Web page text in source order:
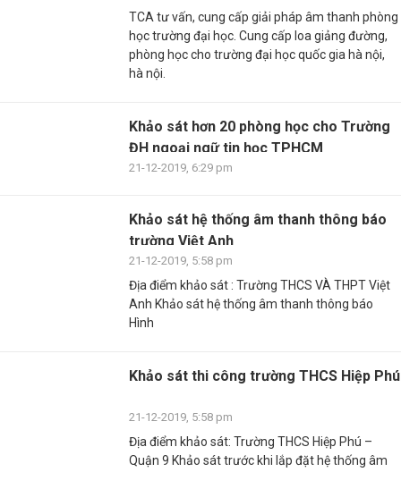
TCA tư vấn, cung cấp giải pháp âm thanh phòng
học trường đại học. Cung cấp loa giảng đường,
phòng học cho trường đại học quốc gia hà nội,
hà nội.
Khảo sát hơn 20 phòng học cho Trường
ĐH ngoại ngữ tin học TPHCM
21-12-2019, 6:29 pm
Khảo sát hệ thống âm thanh thông báo
trường Việt Anh
21-12-2019, 5:58 pm
Địa điểm khảo sát : Trường THCS VÀ THPT Việt
Anh Khảo sát hệ thống âm thanh thông báo
Hình
Khảo sát thi công trường THCS Hiệp Phú
21-12-2019, 5:58 pm
Địa điểm khảo sát: Trường THCS Hiệp Phú –
Quận 9 Khảo sát trước khi lắp đặt hệ thống âm